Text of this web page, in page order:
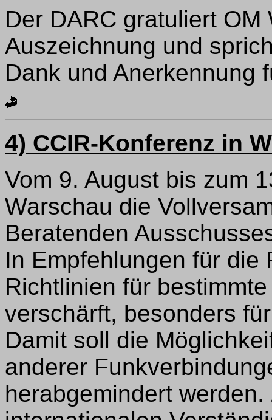
Der DARC gratuliert
Auszeichnung und
Dank und Anerkennung
4) CCIR-Konferenz in
Vom 9. August bis zum
Warschau die
Beratenden
In Empfehlungen für die
Richtlinien für
verschärft, besonders
Damit soll die
anderer
herabgemindert